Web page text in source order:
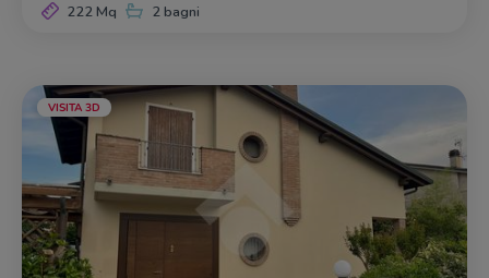
222 Mq 2 bagni
VISITA 3D